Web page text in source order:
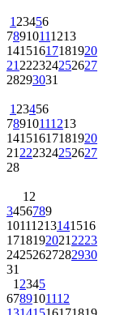
1 23456
78910111213
14151617181920
21 222324252627
28293031
1 23456
78910111213
14151617181920
21 222324252627
28
1 2
3456789
10111213141516
1718192021 2223
24252627282930
31
1 2345
6789101112